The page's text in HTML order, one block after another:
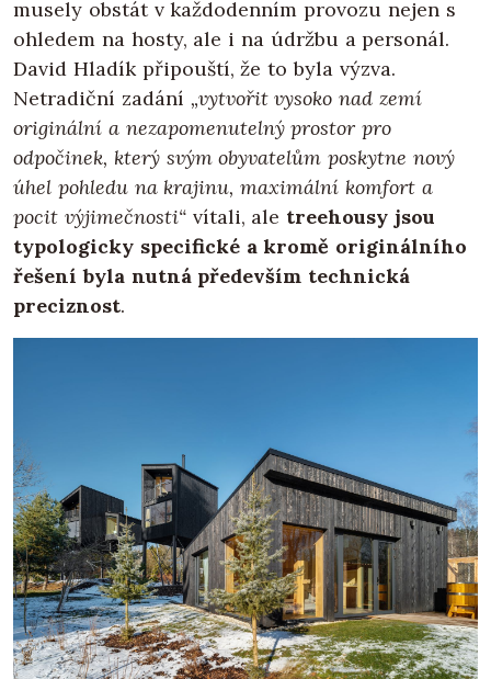
musely obstát v každodenním provozu nejen s
ohledem na hosty, ale i na údržbu a personál.
David Hladík připouští, že to byla výzva.
Netradiční zadání „vytvořit vysoko nad zemí
originální a nezapomenutelný prostor pro
odpočinek, který svým obyvatelům poskytne nový
úhel pohledu na krajinu, maximální komfort a
pocit výjimečnosti“vítali, ale treehousy jsou
typologicky specifické a kromě originálního
řešení byla nutná především technická
preciznost.